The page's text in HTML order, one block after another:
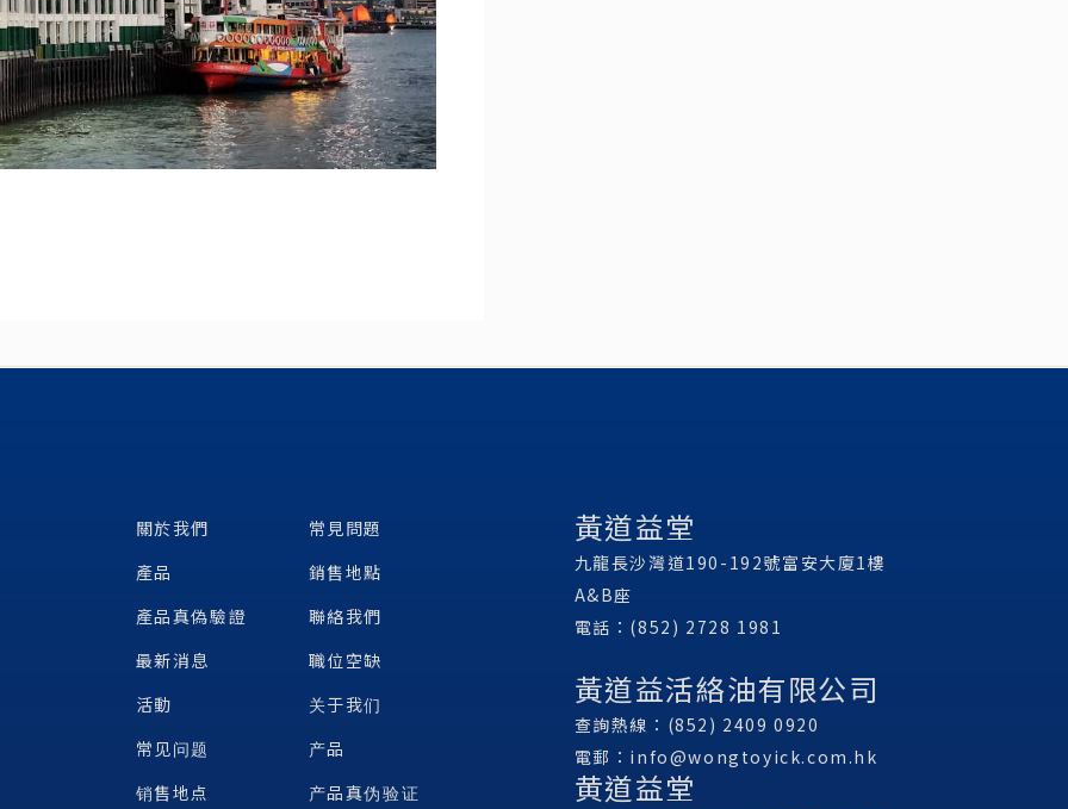
關於我們
常見問題
產品
銷售地點
產品真偽驗證
聯絡我們
最新消息
職位空缺
活動
关于我们
常见问题
产品
销售地点
产品真伪验证
黃道益堂
九龍長沙灣道190-192號富安大廈1樓
A&B座
電話：(852) 2728 1981
黃道益活絡油有限公司
查詢熱線：(852) 2409 0920
電郵： info@wongtoyick.com.hk
黄道益堂